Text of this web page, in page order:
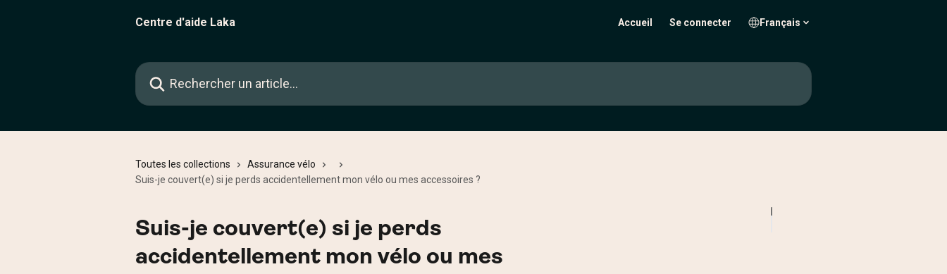
Centre d'aide Laka
Accueil Se connecter Français
Rechercher un article...
Toutes les collections
Assurance vélo
Suis-je couvert(e) si je perds accidentellement mon vélo ou mes accessoires ?
Suis-je couvert(e) si je perds
accidentellement mon vélo ou mes